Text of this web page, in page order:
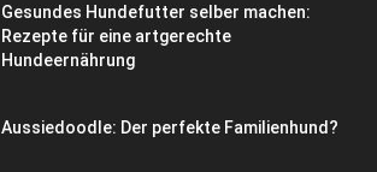
Gesundes Hundefutter selber machen:
Rezepte für eine artgerechte
Hundeernährung
Aussiedoodle: Der perfekte Familienhund?